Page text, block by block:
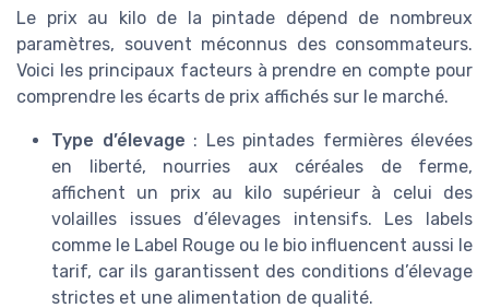
Le prix au kilo de la pintade dépend de nombreux
paramètres, souvent méconnus des consommateurs.
Voici les principaux facteurs à prendre en compte pour
comprendre les écarts de prix affichés sur le marché.
Type d’élevage : Les pintades fermières élevées
en liberté, nourries aux céréales de ferme,
affichent un prix au kilo supérieur à celui des
volailles issues d’élevages intensifs. Les labels
comme le Label Rouge ou le bio influencent aussi le
tarif, car ils garantissent des conditions d’élevage
strictes et une alimentation de qualité.